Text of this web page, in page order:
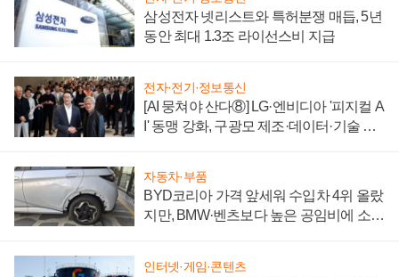
삼성전자 넷리스트와 특허분쟁 매듭, 5년
동안 최대 1.3조 라이선스비 지급
전자·전기·정보통신
[AI 뭉쳐야 산다⑧] LG·엔비디아 '피지컬 A
I' 동맹 강화, 구광모 제조·데이터·기술 결
자동차·부품
BYD코리아 가격 앞세워 수입차 4위 올랐
지만, BMW·벤츠보다 높은 공임비에 소비
인터넷·게임·콘텐츠